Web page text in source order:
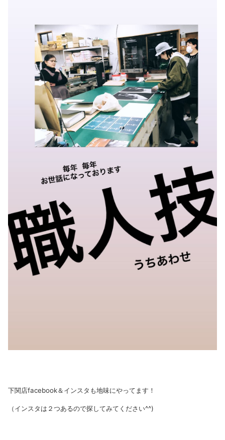
下関店facebook＆インスタも地味にやってます！
（インスタは２つあるので探してみてください^^)